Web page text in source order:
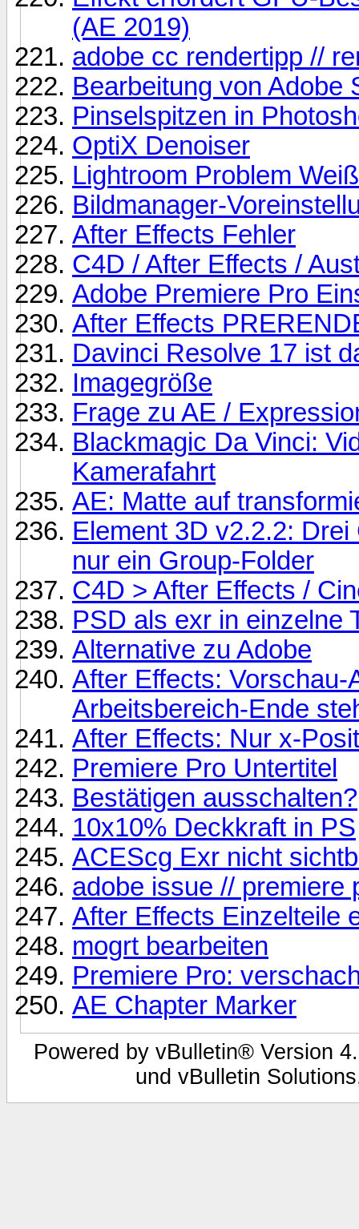
(AE 2019)
adobe cc rendertipp //
Bearbeitung von Adobe
Pinselspitzen in
OptiX Denoiser
Lightroom Problem
Bildmanager-
After Effects Fehler
C4D / After Effects /
Adobe Premiere Pro
After Effects
Davinci Resolve 17 ist
Imagegröße
Frage zu AE /
Blackmagic Da Vinci:
Kamerafahrt
AE: Matte auf
Element 3D v2.2.2:
nur ein Group-Folder
C4D > After Effects /
PSD als exr in einzelne
Alternative zu Adobe
After Effects: Vorschau-
Arbeitsbereich-Ende
After Effects: Nur x-
Premiere Pro Untertitel
Bestätigen ausschalten?
10x10% Deckkraft in PS
ACEScg Exr nicht
adobe issue // premiere
After Effects Einzelteile
mogrt bearbeiten
Premiere Pro:
AE Chapter Marker
Powered by vBulletin® Version
und vBulletin